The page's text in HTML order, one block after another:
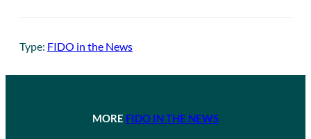
Type: FIDO in the News
MORE FIDO IN THE NEWS